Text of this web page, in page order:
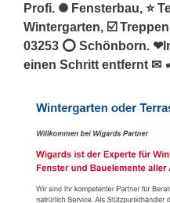
Profi. ✺ Fensterbau, ⭐
Wintergarten, ☑️
03253 ⭕ Schönborn.
einen Schritt entfernt ✉